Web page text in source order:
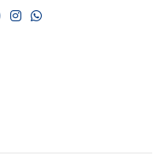
youtube
instagram
whatsapp